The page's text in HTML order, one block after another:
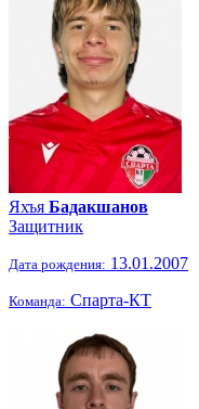
Яхъя Бадакшанов
Защитник
Дата рождения: 13.01.2007
Команда: Спарта-КТ